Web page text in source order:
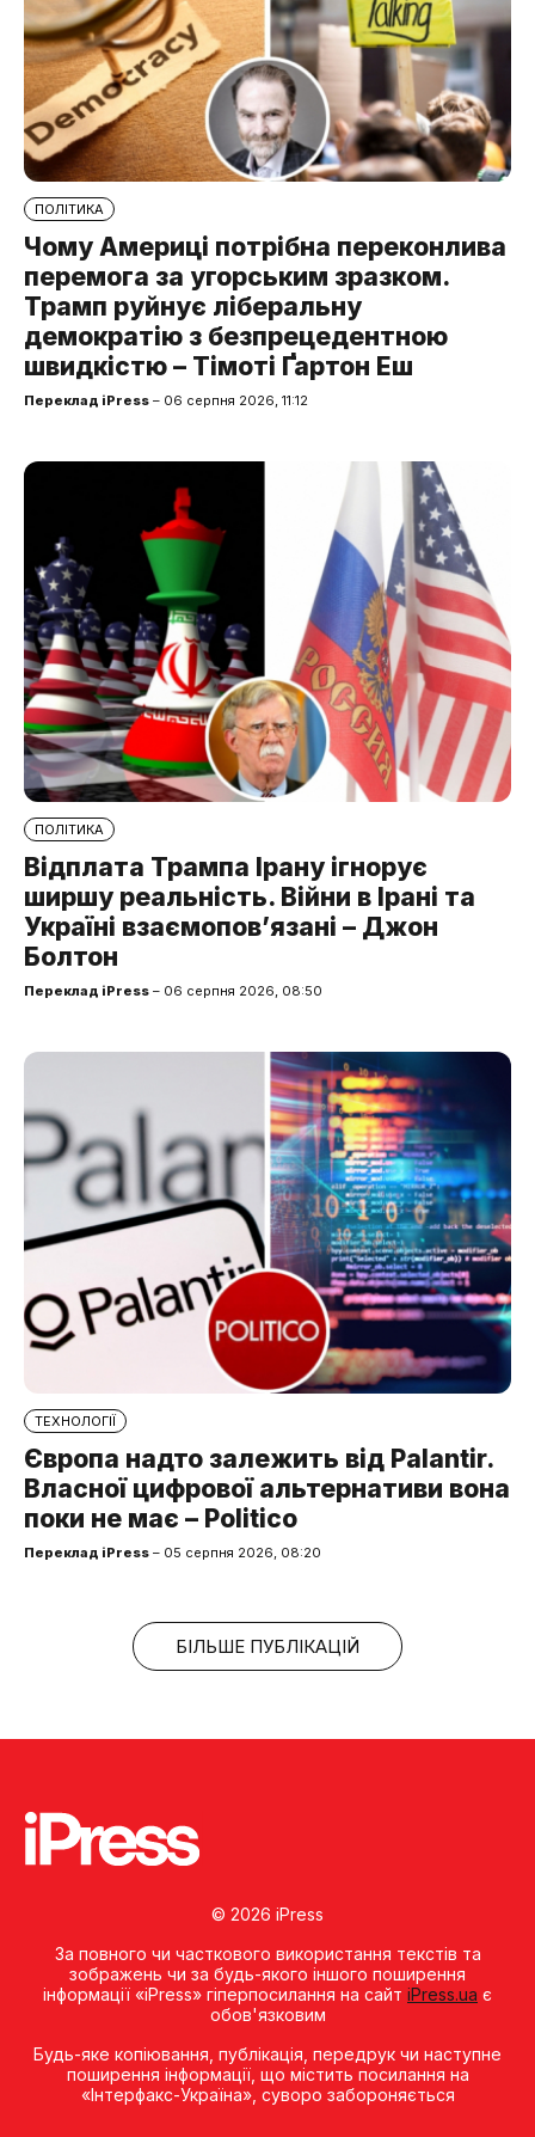
ПОЛІТИКА
Чому Америці потрібна переконлива
перемога за угорським зразком.
Трамп руйнує ліберальну
демократію з безпрецедентною
швидкістю – Тімоті Ґартон Еш
Переклад iPress – 06 серпня 2026, 11:12
ПОЛІТИКА
Відплата Трампа Ірану ігнорує
ширшу реальність. Війни в Ірані та
Україні взаємопов’язані – Джон
Болтон
Переклад iPress – 06 серпня 2026, 08:50
ТЕХНОЛОГІЇ
Європа надто залежить від Palantir.
Власної цифрової альтернативи вона
поки не має – Politico
Переклад iPress – 05 серпня 2026, 08:20
БІЛЬШЕ ПУБЛІКАЦІЙ
© 2026 iPress
За повного чи часткового використання текстів та
зображень чи за будь-якого іншого поширення
інформації «iPress» гіперпосилання на сайт iPress.ua є
обов'язковим
Будь-яке копiювання, публiкацiя, передрук чи наступне
поширення iнформацiї, що мiстить посилання на
«Iнтерфакс-Україна», суворо забороняється